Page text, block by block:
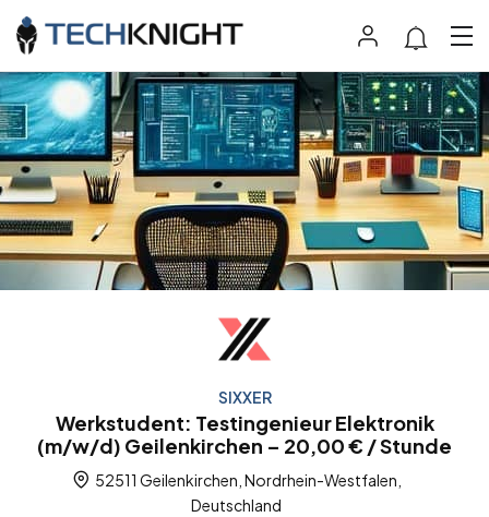
SIXXER
Werkstudent: Testingenieur Elektronik
(m/w/d) Geilenkirchen – 20,00 € / Stunde
52511 Geilenkirchen, Nordrhein-Westfalen,
Deutschland